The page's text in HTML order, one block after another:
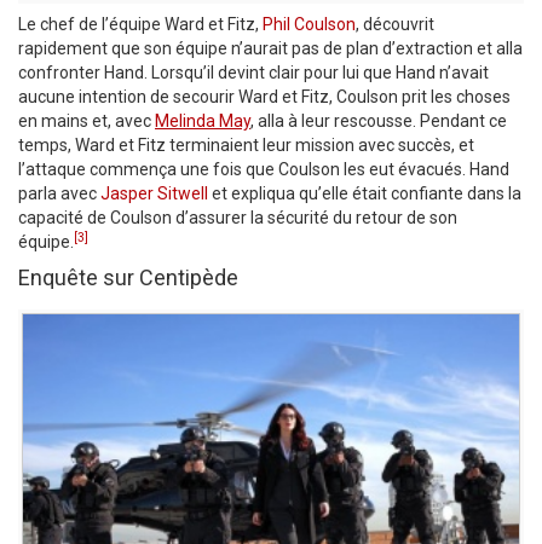
Le chef de l’équipe Ward et Fitz, Phil Coulson, découvrit
rapidement que son équipe n’aurait pas de plan d’extraction et alla
confronter Hand. Lorsqu’il devint clair pour lui que Hand n’avait
aucune intention de secourir Ward et Fitz, Coulson prit les choses
en mains et, avec Melinda May, alla à leur rescousse. Pendant ce
temps, Ward et Fitz terminaient leur mission avec succès, et
l’attaque commença une fois que Coulson les eut évacués. Hand
parla avecJasper Sitwell
et expliqua qu’elle était confiante dans la
capacité de Coulson d’assurer la sécurité du retour de son
équipe. [3]
Enquête sur Centipède